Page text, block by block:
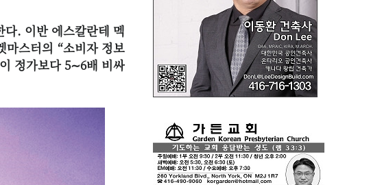
. 이반 에스칼란테 멕
마스터의 “소비자 정보
정가보다 5∼6배 비싸